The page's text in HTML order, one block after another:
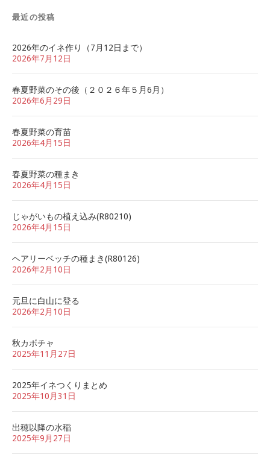
最近の投稿
2026年のイネ作り（7月12日まで）
2026年7月12日
春夏野菜のその後（２０２６年５月6月）
2026年6月29日
春夏野菜の育苗
2026年4月15日
春夏野菜の種まき
2026年4月15日
じゃがいもの植え込み(R80210)
2026年4月15日
ヘアリーベッチの種まき(R80126)
2026年2月10日
元旦に白山に登る
2026年2月10日
秋カボチャ
2025年11月27日
2025年イネつくりまとめ
2025年10月31日
出穂以降の水稲
2025年9月27日